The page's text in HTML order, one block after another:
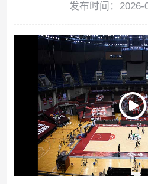
发布时间：2026-